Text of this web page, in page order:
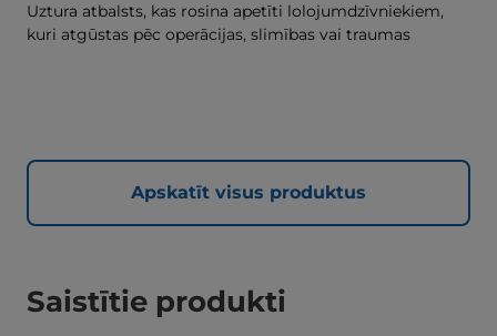
Uztura atbalsts, kas rosina apetīti lolojumdzīvniekiem,
kuri atgūstas pēc operācijas, slimības vai traumas
Apskatīt visus produktus
Saistītie produkti